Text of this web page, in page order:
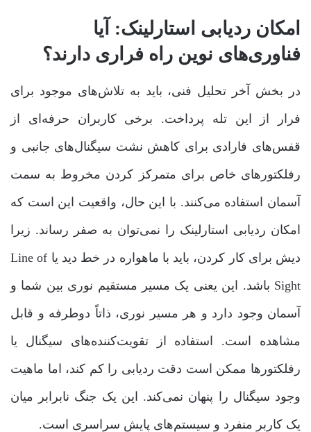
امکان ردیابی استارلینک: آیا
فناوری‌های نوین راه فراری دارند؟
در بخش آخر تحلیل فنی، باید به تلاش‌های موجود برای
فرار از این تله پرداخت. برخی کاربران حرفه‌ای از
قفس‌های فارادی برای کاهش نشت سیگنال‌های جانبی و
رفلکتورهای خاص برای متمرکز کردن مخروط به سمت
آسمان استفاده می‌کنند. با این حال، واقعیت این است که
امکان ردیابی استارلینک را نمی‌توان به صفر رساند. زیرا
دیش برای کار کردن، باید با ماهواره در خط دید یا Line of
Sight باشد. این یعنی یک مسیر مستقیم نوری بین شما و
آسمان وجود دارد و هر مسیر نوری، ذاتاً دوطرفه و قابل
مشاهده است. استفاده از تقویت‌کننده‌های سیگنال یا
رفلکتورها ممکن است دقت ردیابی را کم کند، اما ماهیت
وجود سیگنال را پنهان نمی‌کند. این یک جنگ نابرابر میان
یک کاربر منفرد و سیستم‌های پایش سراسری است.